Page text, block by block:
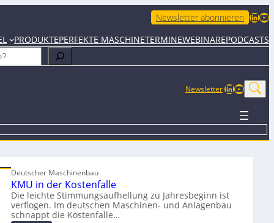
Newsletter abonnieren LinkedIn YouTube
PRODUKTEPERFEKTE MASCHINETERMINEWEBINAREPODCASTS
NewsletterLinkedIn
Deutscher Maschinenbau
KMU in der Kostenfalle
Die leichte Stimmungsaufhellung zu Jahresbeginn ist
verflogen. Im deutschen Maschinen- und Anlagenbau
schnappt die Kostenfalle…